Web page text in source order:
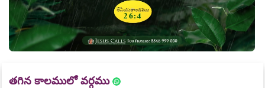
తగిన కాలములో వర్గము